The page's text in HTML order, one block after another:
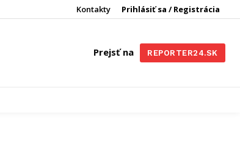
Prihlásiť sa / Registrácia
Kontakty
Prejsť na REPORTER24.SK